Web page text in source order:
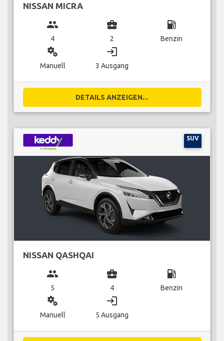
NISSAN MICRA
group
4
business_center
2
local_gas_station
Benzin
miscellaneous_services
Manuell
login
3 Ausgang
DETAILS ANZEIGEN...
SUV
NISSAN QASHQAI
group
5
business_center
4
local_gas_station
Benzin
miscellaneous_services
Manuell
login
5 Ausgang